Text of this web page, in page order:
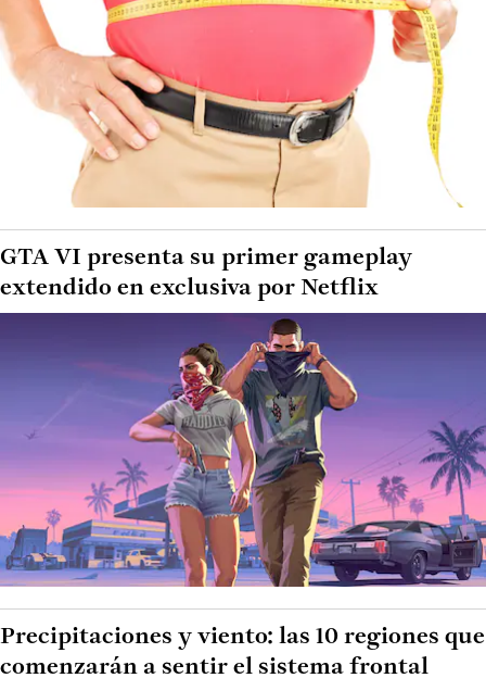
GTA VI presenta su primer gameplay
extendido en exclusiva por Netflix
Precipitaciones y viento: las 10 regiones que
comenzarán a sentir el sistema frontal